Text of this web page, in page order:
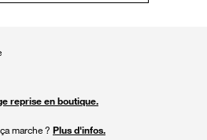
reprise en boutique.
marche ? Plus d'infos.